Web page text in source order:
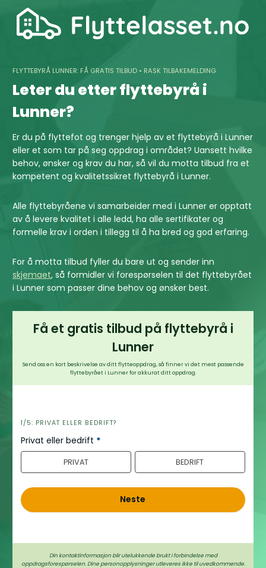
content
FLYTTEBYRÅ LUNNER: FÅ GRATIS TILBUD • RASK TILBAKEMELDING
Leter du etter flyttebyrå i
Lunner?
Er du på flyttefot og trenger hjelp av et flyttebyrå i Lunner
eller et som tar på seg oppdrag i området? Uansett hvilke
behov, ønsker og krav du har, så vil du motta tilbud fra et
kompetent og kvalitetssikret flyttebyrå i Lunner.
Alle flyttebyråene vi samarbeider med i Lunner er opptatt
av å levere kvalitet i alle ledd, ha alle sertifikater og
formelle krav i orden i tillegg til å ha bred og god erfaring.
For å motta tilbud fyller du bare ut og sender inn
skjemaet, så formidler vi forespørselen til det flyttebyrået
i Lunner som passer dine behov og ønsker best.
Få et gratis tilbud på flyttebyrå i
Lunner
Send oss en kort beskrivelse av ditt flytteoppdrag, så finner vi det mest passende
flyttebyrået i Lunner for akkurat ditt oppdrag.
h
e
r
1/5: PRIVAT ELLER BEDRIFT?
Privat eller bedrift *
PRIVAT BEDRIFT
Neste
Din kontaktinformasjon blir utelukkende brukt i forbindelse med
oppdragsforespørselen. Dine personopplysninger utleveres ikke til uvedkommende.